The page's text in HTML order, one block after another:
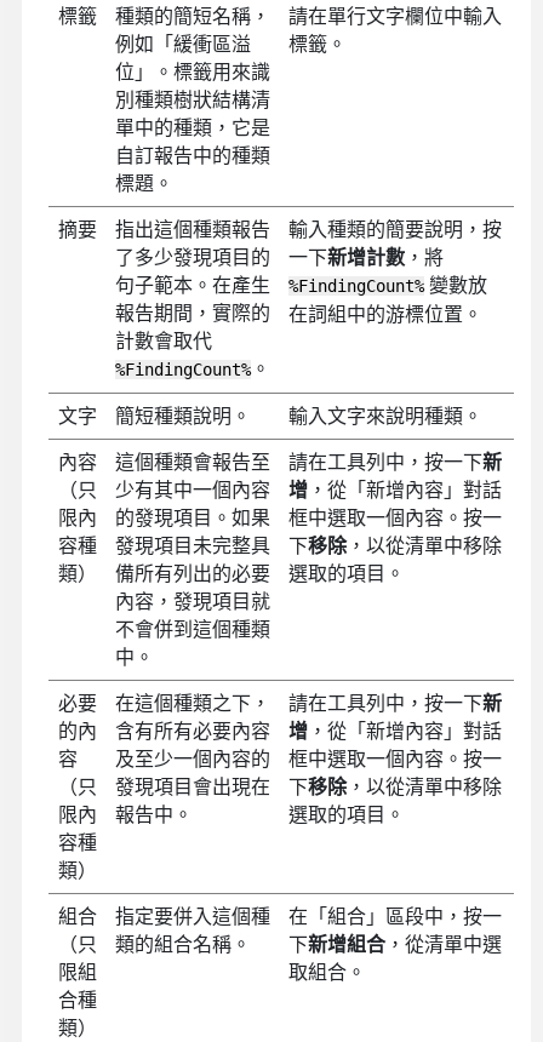
標籤
種類的簡短名稱，
例如「緩衝區溢
位」。標籤用來識
別種類樹狀結構清
單中的種類，它是
自訂報告中的種類
標題。
請在單行文字欄位中輸入
標籤。
摘要
指出這個種類報告
了多少發現項目的
句子範本。在產生
報告期間，實際的
計數會取代
%FindingCount%。
輸入種類的簡要說明，按
一下新增計數，將
%FindingCount%變數放
在詞組中的游標位置。
文字 簡短種類說明。
輸入文字來說明種類。
內容
（只
限內
容種
類）
這個種類會報告至
少有其中一個內容
的發現項目。如果
發現項目未完整具
備所有列出的必要
內容，發現項目就
不會併到這個種類
中。
請在工具列中，按一下新
增，從「新增內容」對話
框中選取一個內容。按一
下移除，以從清單中移除
選取的項目。
必要
的內
容
（只
限內
容種
類）
在這個種類之下，
含有所有必要內容
及至少一個內容的
發現項目會出現在
報告中。
請在工具列中，按一下新
增，從「新增內容」對話
框中選取一個內容。按一
下移除，以從清單中移除
選取的項目。
組合
（只
限組
合種
類）
指定要併入這個種
類的組合名稱。
在「組合」區段中，按一
下新增組合，從清單中選
取組合。